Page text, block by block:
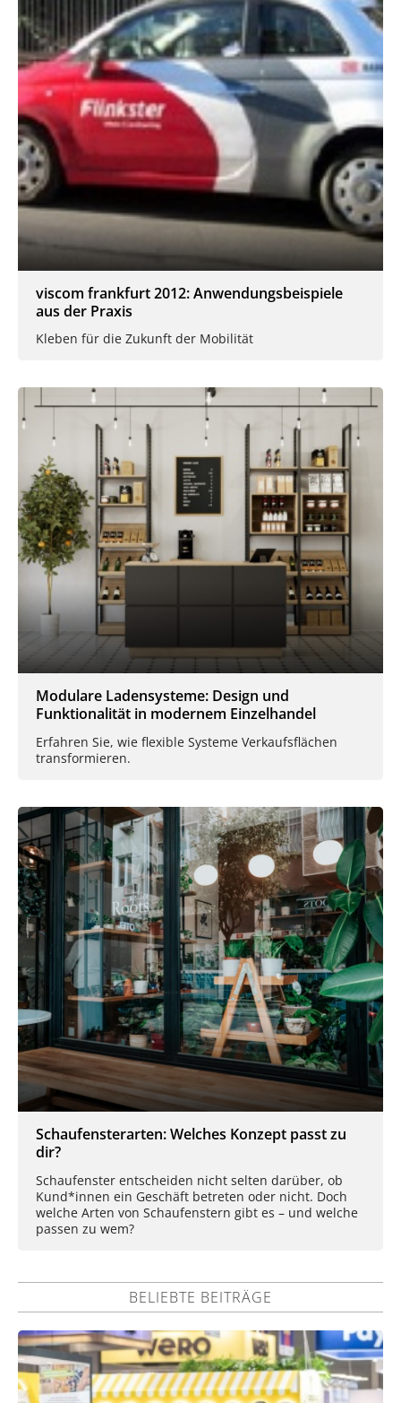
viscom frankfurt 2012: Anwendungsbeispiele
aus der Praxis
Kleben für die Zukunft der Mobilität
Modulare Ladensysteme: Design und
Funktionalität in modernem Einzelhandel
Erfahren Sie, wie flexible Systeme Verkaufsflächen
transformieren.
Schaufensterarten: Welches Konzept passt zu
dir?
Schaufenster entscheiden nicht selten darüber, ob
Kund*innen ein Geschäft betreten oder nicht. Doch
welche Arten von Schaufenstern gibt es – und welche
passen zu wem?
BELIEBTE BEITRÄGE